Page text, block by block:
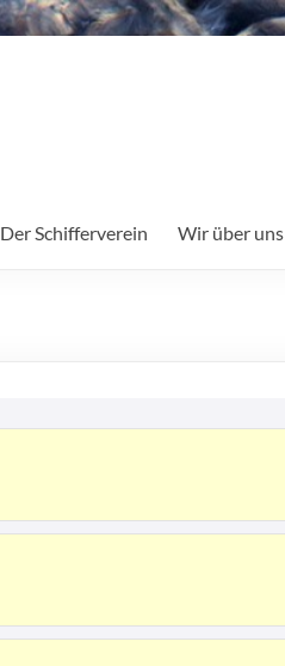
Der Schifferverein Wir über uns